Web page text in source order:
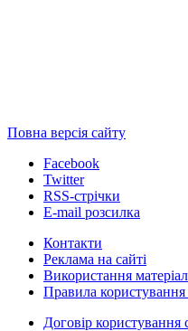
Повна версія сайту
Facebook
Twitter
RSS-стрічки
E-mail розсилка
Контакти
Реклама на сайті
Використання
Правила
Договір користування